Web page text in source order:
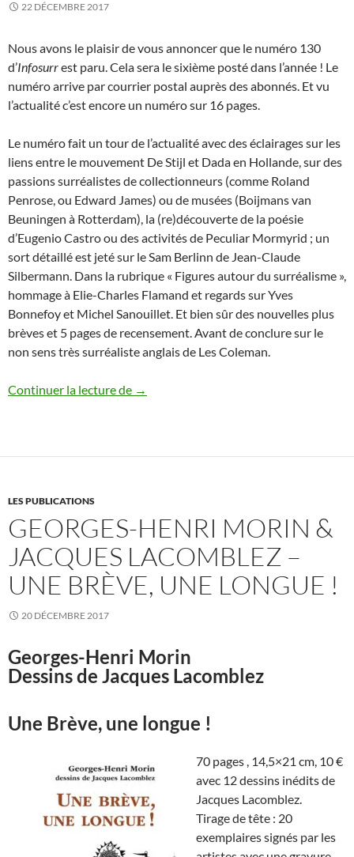
22 DÉCEMBRE 2017
Nous avons le plaisir de vous annoncer que le numéro 130
d’Infosurrest paru. Cela sera le sixième posté dans l’année ! Le
numéro arrive par courrier postal auprès des abonnés. Et vu
l’actualité c’est encore un numéro sur 16 pages.
Le numéro fait un tour de l’actualité avec des éclairages sur les
liens entre le mouvement De Stijl et Dada en Hollande, sur des
passions surréalistes de collectionneurs (comme Roland
Penrose, ou Edward James) ou de musées (Boijmans van
Beuningen à Rotterdam), la (re)découverte de la poésie
d’Eugenio Castro ou des activités de Peculiar Mormyrid ; un
sort détaillé est jeté sur le Sam Berlinn de Jean-Claude
Silbermann. Dans la rubrique « Figures autour du surréalisme »,
hommage à Elie-Charles Flamand et regards sur Yves
Bonnefoy et Michel Sanouillet. Et bien sûr des nouvelles plus
brèves et 5 pages de recensement. Avant de conclure sur le
non sens très surréaliste anglais de Les Coleman.
Continuer la lecture de Début d’hiver 2017
→
LES PUBLICATIONS
GEORGES-HENRI MORIN &
JACQUES LACOMBLEZ –
UNE BRÈVE, UNE LONGUE !
20 DÉCEMBRE 2017
Georges-Henri Morin
Dessins de Jacques Lacomblez
Une Brève, une longue !
70 pages , 14,5×21 cm, 10 €
avec 12 dessins inédits de
Jacques Lacomblez.
Tirage de tête : 20
exemplaires signés par les